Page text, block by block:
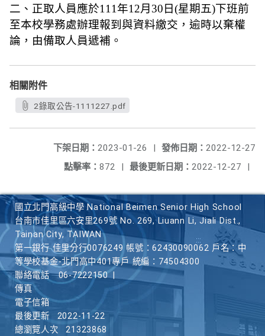
二、正取人員應於111年12月30日(星期五)下班前
至本校學務處辦理報到與資料繳交，逾時以棄權
論，由備取人員遞補。
相關附件
2錄取公告-1111227.pdf
發佈日期： 2022-12-27
下架日期： 2023-01-26
|
最後更新日期： 2022-12-27 |
點擊率： 872 |
國立北門高級中學 National Beimen Senior High School
台南市佳里區六安里269號 No. 269, Liuann Li, Jiali Dist.,
Tainan City, TAIWAN
第一銀行 佳里分行0076249 帳號：62430090062 戶名：中
等學校基金-北門高中401專戶 統編：74504300
聯絡電話
06-7222150
傳真
電子信箱
最後更新
2022-11-22
總瀏覽人次
21323868